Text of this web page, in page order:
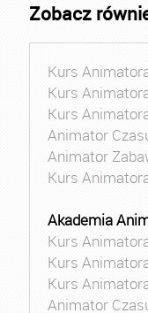
Zobacz
Kurs
Kurs
Kurs
Animator
Animator
Kurs
Akademia
Kurs
Kurs
Kurs
Animator